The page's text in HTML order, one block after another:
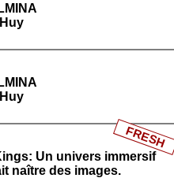
Un univers immersif
naître des images.
FRESH